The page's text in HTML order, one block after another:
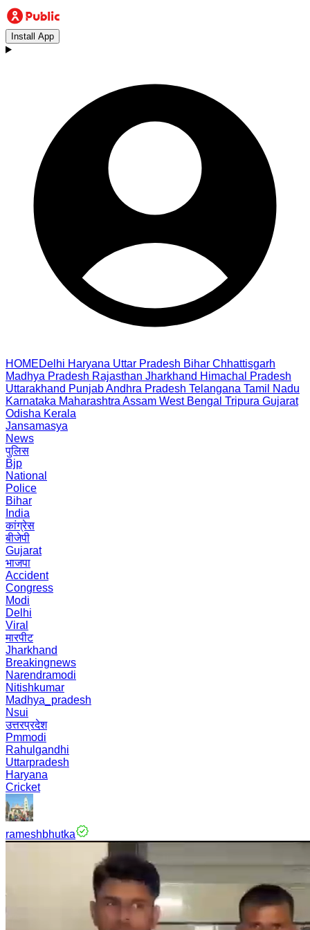
Install App
HOMEDelhi Haryana Uttar Pradesh Bihar Chhattisgarh
Madhya Pradesh Rajasthan Jharkhand Himachal Pradesh
Uttarakhand PunjabAndhra Pradesh Telangana Tamil Nadu
Karnataka Maharashtra Assam West Bengal Tripura Gujarat
Odisha Kerala
Jansamasya
News
पुलिस
Bjp
National
Police
Bihar
India
कांग्रेस
बीजेपी
Gujarat
भाजपा
Accident
Congress
Modi
Delhi
Viral
मारपीट
Jharkhand
Breakingnews
Narendramodi
Nitishkumar
Madhya_pradesh
Nsui
उत्तरप्रदेश
Pmmodi
Rahulgandhi
Uttarpradesh
Haryana
Cricket
rameshbhutka